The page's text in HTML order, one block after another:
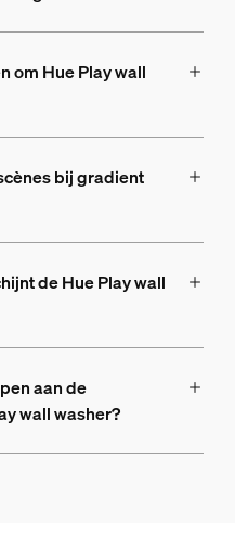
om Hue Play wall
bij gradient
de Hue Play wall
aan de
wall washer?